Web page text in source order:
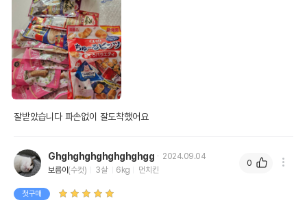
잘받았습니다 파손없이 잘도착했어요
Ghghghghghghghghgg
2024.09.04
보름이(수컷) 3살 6kg 먼치킨
첫구매
0